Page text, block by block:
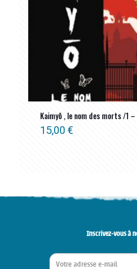
Kaimyô , le nom des morts /1
15,00 €
Inscrivez-vous à